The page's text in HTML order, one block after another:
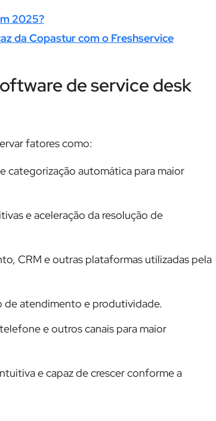
2025?
da Copastur com o Freshservice
de service desk
fatores como:
categorização automática para maior
e aceleração da resolução de
CRM e outras plataformas utilizadas pela
de atendimento e produtividade.
e outros canais para maior
e capaz de crescer conforme a